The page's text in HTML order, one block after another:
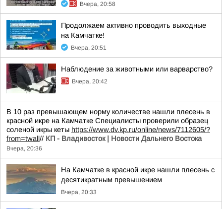
Вчера, 20:58
Продолжаем активно проводить выходные
на Камчатке!
Вчера, 20:51
Наблюдение за животными или варварство?
Вчера, 20:42
В 10 раз превышающем норму количестве нашли плесень в
красной икре на Камчатке Специалисты проверили образец
соленой икры кеты https://www.dv.kp.ru/online/news/7112605/?
from=twall// КП - Владивосток | Новости Дальнего Востока
Вчера, 20:36
На Камчатке в красной икре нашли плесень с
десятикратным превышением
Вчера, 20:33